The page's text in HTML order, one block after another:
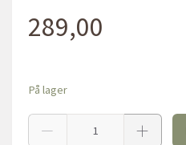
289,00
På lager